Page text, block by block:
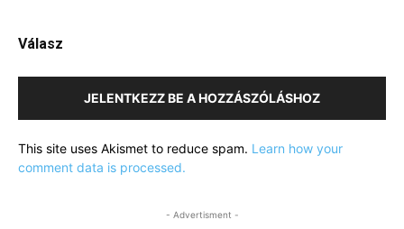
Válasz
JELENTKEZZ BE A HOZZÁSZÓLÁSHOZ
This site uses Akismet to reduce spam. Learn how your
comment data is processed.
- Advertisment -